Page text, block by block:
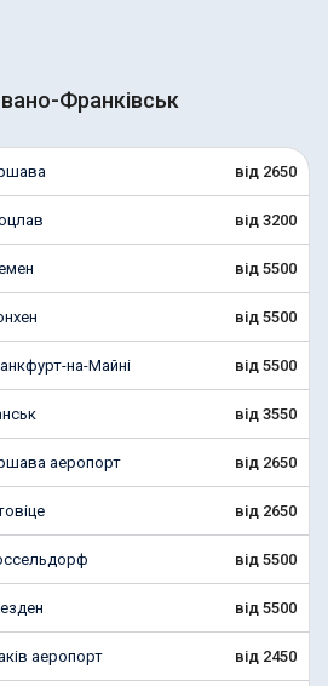
Франківськ
від 2650
від 3200
від 5500
від 5500
на-Майні від 5500
від 3550
аеропорт від 2650
від 2650
від 5500
від 5500
аеропорт від 2450